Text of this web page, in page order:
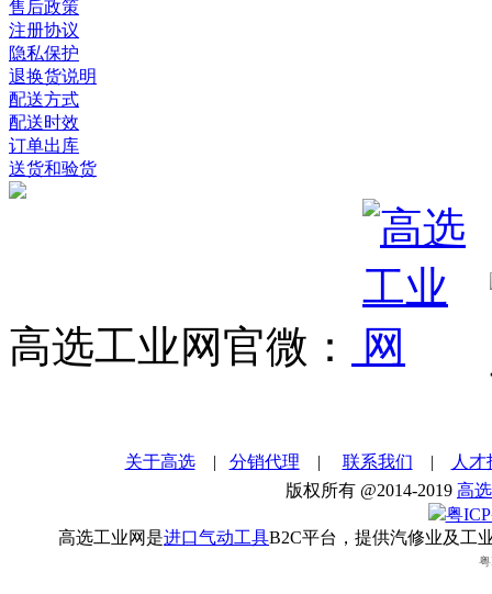
售后政策
注册协议
隐私保护
退换货说明
配送方式
配送时效
订单出库
送货和验货
高选工业网官微：
关于高选| 分销代理 | 联系我们 |
人才
版权所有 @2014-2019 高
粤
高选工业网是进口气动工具B2C平台，提供汽修业及工